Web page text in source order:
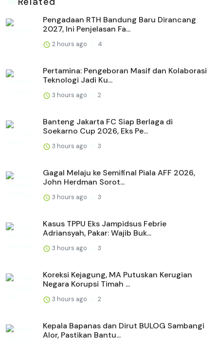
Pengadaan RTH Bandung Baru Dirancang
2027, Ini Penjelasan Fa...
2 hours ago 4
Pertamina: Pengeboran Masif dan Kolaborasi
Teknologi Jadi Ku...
3 hours ago 2
Banteng Jakarta FC Siap Berlaga di
Soekarno Cup 2026, Eks Pe...
3 hours ago 3
Gagal Melaju ke Semifinal Piala AFF 2026,
John Herdman Sorot...
3 hours ago 3
Kasus TPPU Eks Jampidsus Febrie
Adriansyah, Pakar: Wajib Buk...
3 hours ago 3
Koreksi Kejagung, MA Putuskan Kerugian
Negara Korupsi Timah ...
3 hours ago 2
Kepala Bapanas dan Dirut BULOG Sambangi
Alor, Pastikan Bantu...